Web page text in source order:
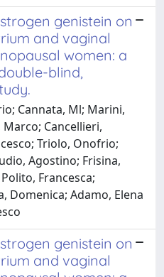
genistein on
and vaginal
women: a
blind,
Cannata, Ml; Marini,
Cancellieri,
Triolo, Onofrio;
Agostino; Frisina,
Francesca;
Domenica; Adamo, Elena
genistein on
and vaginal